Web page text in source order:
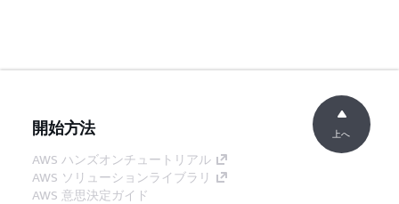
開始方法
AWS ハンズオンチュートリアル
AWS ソリューションライブラリ
AWS 意思決定ガイド
上へ